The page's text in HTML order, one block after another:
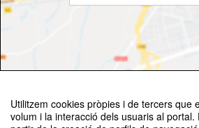
Utilitzem cookies pròpies i de tercers que
volum i la interacció dels usuaris al